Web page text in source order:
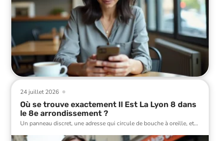
24 juillet 2026
Où se trouve exactement Il Est La Lyon 8 dans
le 8e arrondissement ?
Un panneau discret, une adresse qui circule de bouche à oreille, et…